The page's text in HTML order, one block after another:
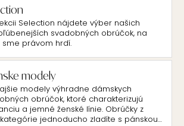
Selection nájdete výber našich
svadobných obrúčok, na
sme právom hrdí.
modely
modely výhradne dámskych
obrúčok, ktoré charakterizujú
a jemné ženské línie. Obrúčky z
jednoducho zladíte s pánskou